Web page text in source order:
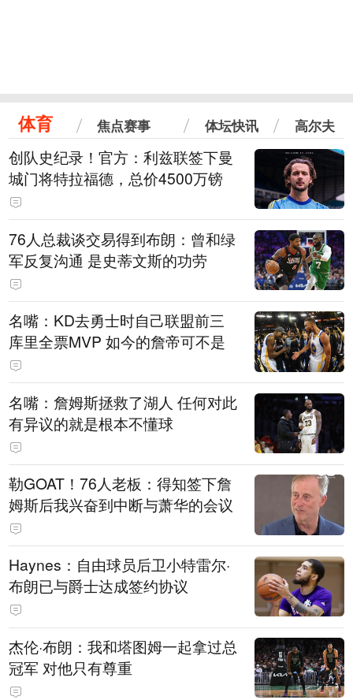
体育 焦点赛事 体坛快讯 高尔夫
创队史纪录！官方：利兹联签下曼
城门将特拉福德，总价4500万镑
76人总裁谈交易得到布朗：曾和绿
军反复沟通 是史蒂文斯的功劳
名嘴：KD去勇士时自己联盟前三
库里全票MVP 如今的詹帝可不是
名嘴：詹姆斯拯救了湖人 任何对此
有异议的就是根本不懂球
勒GOAT！76人老板：得知签下詹
姆斯后我兴奋到中断与萧华的会议
Haynes：自由球员后卫小特雷尔·
布朗已与爵士达成签约协议
杰伦·布朗：我和塔图姆一起拿过总
冠军 对他只有尊重